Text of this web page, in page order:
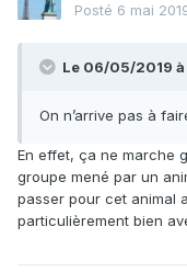
Posté 6 mai
Le 06/05/2019 à
On n’arrive pas à
En effet, ça ne marche
groupe mené par un
passer pour cet animal
particulièrement bien